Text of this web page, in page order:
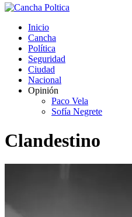
Inicio
Cancha
Política
Seguridad
Ciudad
Nacional
Opinión
Paco Vela
Sofía Negrete
Clandestino